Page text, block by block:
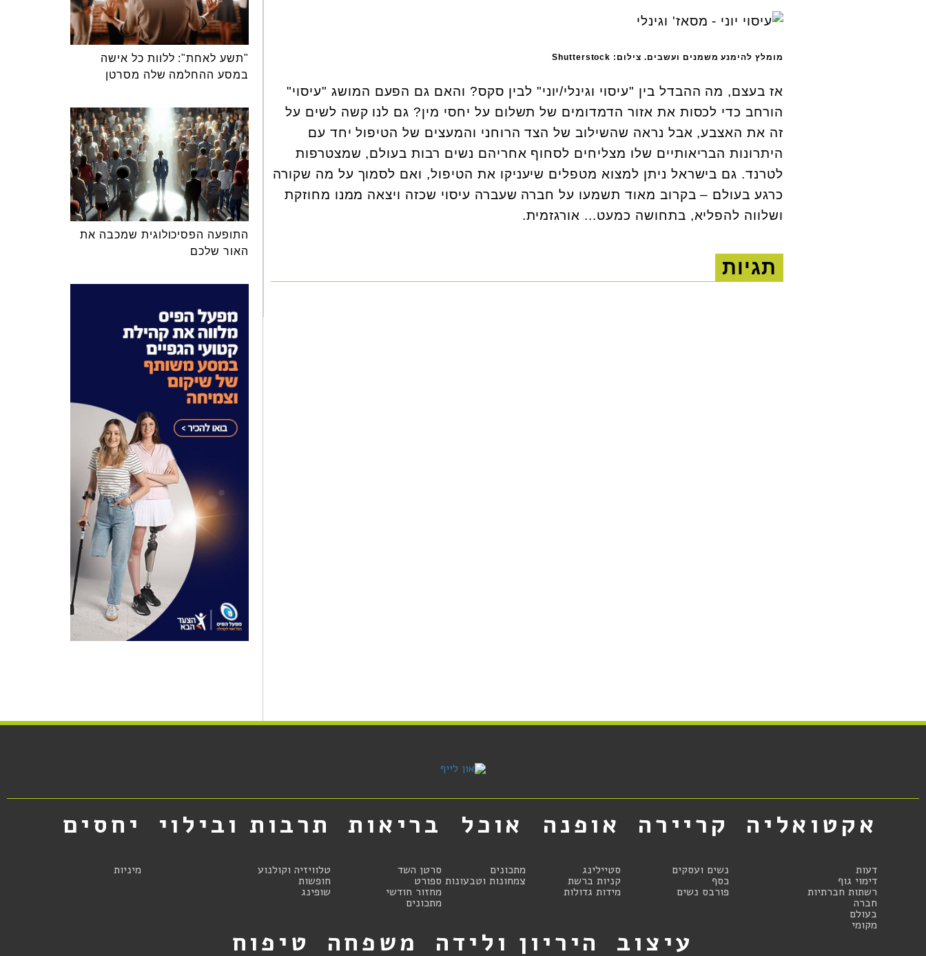
מומלץ להימנע משמנים ועשבים. צילום: Shutterstock
אז בעצם, מה ההבדל בין "עיסוי וגינלי/יוני" לבין סקס? והאם גם הפעם המושג "עיסוי"
הורחב כדי לכסות את אזור הדמדומים של תשלום על יחסי מין? גם לנו קשה לשים על
זה את האצבע, אבל נראה שהשילוב של הצד הרוחני והמעצים של הטיפול יחד עם
היתרונות הבריאותיים שלו מצליחים לסחוף אחריהם נשים רבות בעולם, שמצטרפות
לטרנד. גם בישראל ניתן למצוא מטפלים שיעניקו את הטיפול, ואם לסמוך על מה שקורה
כרגע בעולם – בקרוב מאוד תשמעו על חברה שעברה עיסוי שכזה ויצאה ממנו מחוזקת
ושלווה להפליא, בתחושה כמעט... אורגזמית.
תגיות
"תשע לאחת": ללוות כל אישה
במסע ההחלמה שלה מסרטן
התופעה הפסיכולוגית שמכבה את
האור שלכם
אקטואליה
דעות
דימוי גוף
רשתות חברתיות
חברה
בעולם
מקומי
קריירה
נשים ועסקים
כסף
פורבס נשים
אופנה
סטיילינג
קניות ברשת
מידות גדולות
אוכל
מתכונים
צמחונות וטבעונות
בריאות
סרטן השד
ספורט
מחזור חודשי
מתכונים
תרבות ובילוי
טלוויזיה וקולנוע
חופשות
שופינג
יחסים
מיניות
עיצוב היריון ולידה משפחה טיפוח